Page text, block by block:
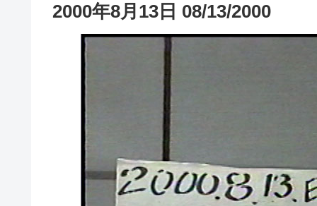
2000年8月13日 08/13/2000